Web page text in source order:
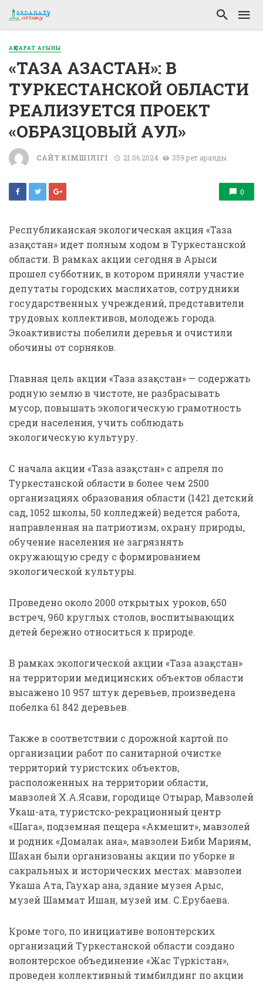
АҚПАРАТ АҒЫНЫ
«ТАЗА ҚАЗАҚСТАН»: В
ТУРКЕСТАНСКОЙ ОБЛАСТИ
РЕАЛИЗУЕТСЯ ПРОЕКТ
«ОБРАЗЦОВЫЙ АУЛ»
САЙТ ӘКІМШІЛІГІ 21.06.2024 359 рет қаралды
0
Республиканская экологическая акция «Таза
Қазақстан» идет полным ходом в Туркестанской
области. В рамках акции сегодня в Арыси
прошел субботник, в котором приняли участие
депутаты городских маслихатов, сотрудники
государственных учреждений, представители
трудовых коллективов, молодежь города.
Экоактивисты побелили деревья и очистили
обочины от сорняков.
Главная цель акции «Таза Қазақстан» — содержать
родную землю в чистоте, не разбрасывать
мусор, повышать экологическую грамотность
среди населения, учить соблюдать
экологическую культуру.
С начала акции «Таза Қазақстан» с апреля по
Туркестанской области в более чем 2500
организациях образования области (1421 детский
сад, 1052 школы, 50 колледжей) ведется работа,
направленная на патриотизм, охрану природы,
обучение населения не загрязнять
окружающую среду с формированием
экологической культуры.
Проведено около 2000 открытых уроков, 650
встреч, 960 круглых столов, воспитывающих
детей бережно относиться к природе.
В рамках экологической акции «Таза Қазақстан»
на территории медицинских объектов области
высажено 10 957 штук деревьев, произведена
побелка 61 842 деревьев.
Также в соответствии с дорожной картой по
организации работ по санитарной очистке
территорий туристских объектов,
расположенных на территории области,
мавзолей Х.А.Ясави, городище Отырар, Мавзолей
Укаш-ата, туристско-рекрационный центр
«Шага», подземная пещера «Акмешит», мавзолей
и родник «Домалак ана», мавзолеи Биби Мариям,
Шахан были организованы акции по уборке в
сакральных и исторических местах: мавзолеи
Укаша Ата, Гаухар ана, здание музея Арыс,
музей Шаммат Ишан, музей им. С.Ерубаева.
Кроме того, по инициативе волонтерских
организаций Туркестанской области создано
волонтерское объединение «Жас Түркістан»,
проведен коллективный тимбилдинг по акции